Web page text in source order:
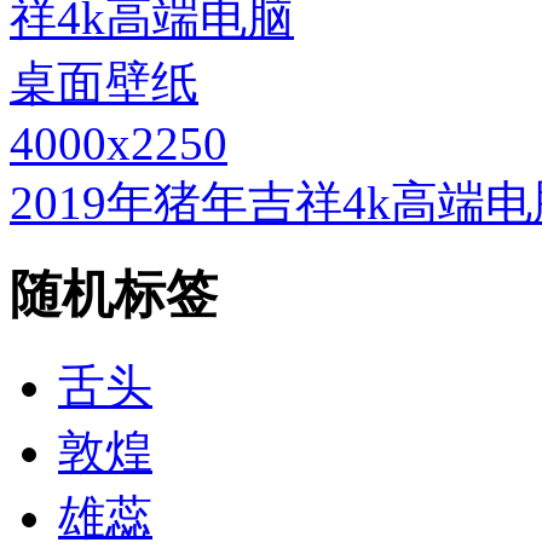
4000x2250
2019年猪年吉祥4k高端
随机标签
舌头
敦煌
雄蕊